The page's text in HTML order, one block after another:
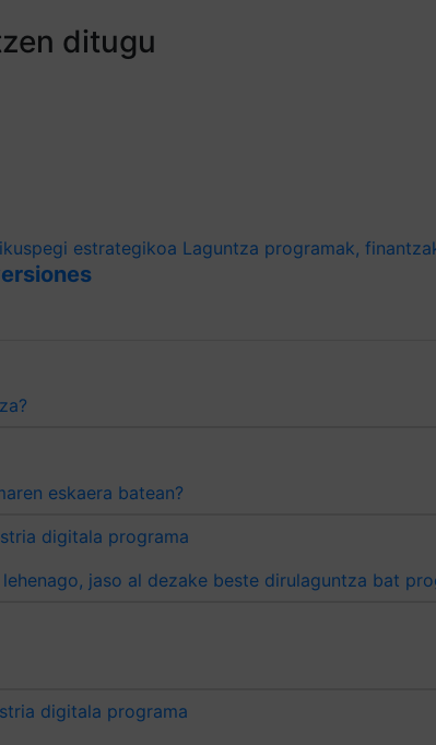
ditugu
estrategikoa Laguntza programak,
Posible al da bi proiektu aurkeztea Industria Digitala programaren eskaera batean?
digitala programa
digitala programa